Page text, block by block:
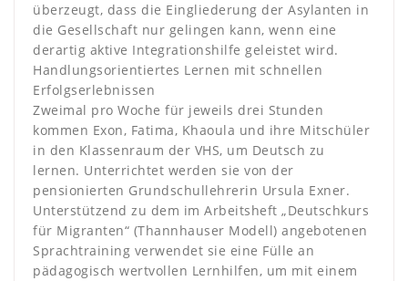
überzeugt, dass die Eingliederung der Asylanten in
die Gesellschaft nur gelingen kann, wenn eine
derartig aktive Integrationshilfe geleistet wird.
Handlungsorientiertes Lernen mit schnellen
Erfolgserlebnissen
Zweimal pro Woche für jeweils drei Stunden
kommen Exon, Fatima, Khaoula und ihre Mitschüler
in den Klassenraum der VHS, um Deutsch zu
lernen. Unterrichtet werden sie von der
pensionierten Grundschullehrerin Ursula Exner.
Unterstützend zu dem im Arbeitsheft „Deutschkurs
für Migranten“ (Thannhauser Modell) angebotenen
Sprachtraining verwendet sie eine Fülle an
pädagogisch wertvollen Lernhilfen, um mit einem